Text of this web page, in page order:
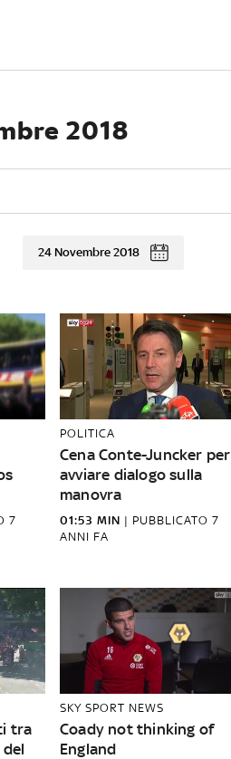
2018
24 Novembre 2018
7
POLITICA
Cena Conte-Juncker per
avviare dialogo sulla
manovra
01:53 MIN | PUBBLICATO 7
ANNI FA
tra
SKY SPORT NEWS
Coady not thinking of
England